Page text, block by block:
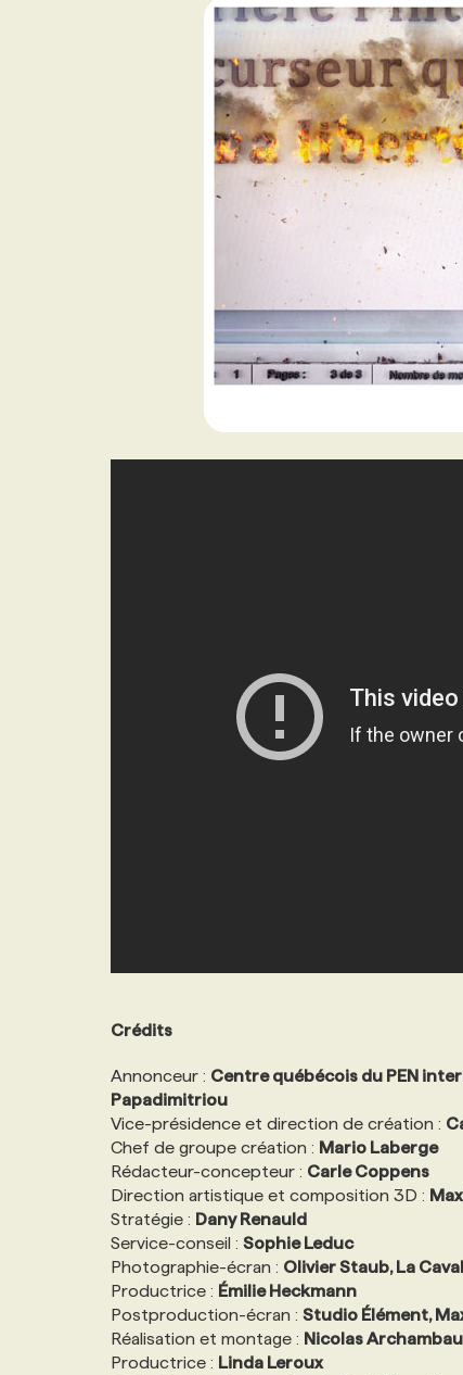
Crédits
Annonceur : Centre québécois du PEN
Papadimitriou
Vice-présidence et direction de création :
Chef de groupe création : Mario Laberge
Rédacteur-concepteur : Carle Coppens
Direction artistique et composition 3D :
Stratégie : Dany Renauld
Service-conseil : Sophie Leduc
Photographie-écran : Olivier Staub, La
Productrice : Émilie Heckmann
Postproduction-écran : Studio Élément,
Réalisation et montage : Nicolas
Productrice : Linda Leroux